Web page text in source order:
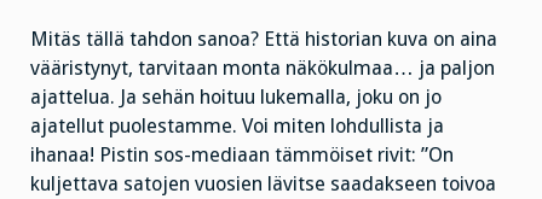
Mitäs tällä tahdon sanoa? Että historian kuva on aina
vääristynyt, tarvitaan monta näkökulmaa… ja paljon
ajattelua. Ja sehän hoituu lukemalla, joku on jo
ajatellut puolestamme. Voi miten lohdullista ja
ihanaa! Pistin sos-mediaan tämmöiset rivit: ”On
kuljettava satojen vuosien lävitse saadakseen toivoa